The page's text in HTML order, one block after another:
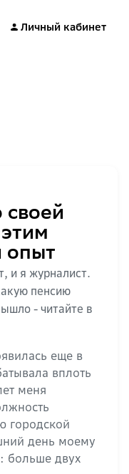
Личный кабинет
своей
опыт
и я журналист.
пенсию
- читайте в
еще в
вплоть
меня
городской
день моему
больше двух